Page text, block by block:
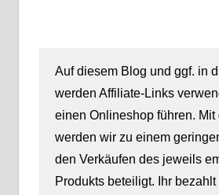
Auf diesem Blog und ggf. in
werden Affiliate-Links
einen Onlineshop führen. Mit
werden wir zu einem
den Verkäufen des jeweils
Produkts beteiligt. Ihr bezahlt